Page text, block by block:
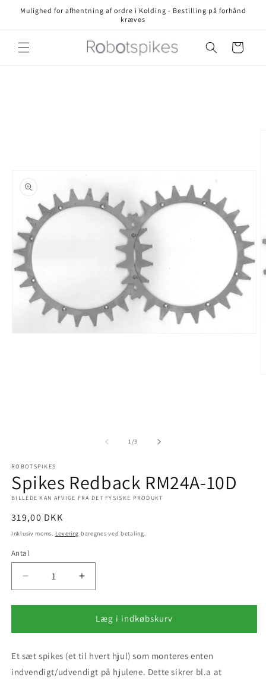
Gå til
indhold
Mulighed for afhentning af ordre i Kolding - Bestilling på forhånd
kræves
Indkøbskurv
1/af
3
ROBOTSPIKES
Spikes Redback RM24A-10D
BILLEDE KAN AFVIGE FRA DET FYSISKE PRODUKT
Normalpris
319,00 DKK
Inklusiv moms. Levering beregnes ved betaling.
Antal
Reducer
antallet
for
Redback
10D
Øg
antallet
for
Spikes
Redback
10D
Læg i indkøbskurv
Et sæt spikes (et til hvert hjul) som monteres enten
indvendigt/udvendigt på hjulene. Dette sikrer bl.a at